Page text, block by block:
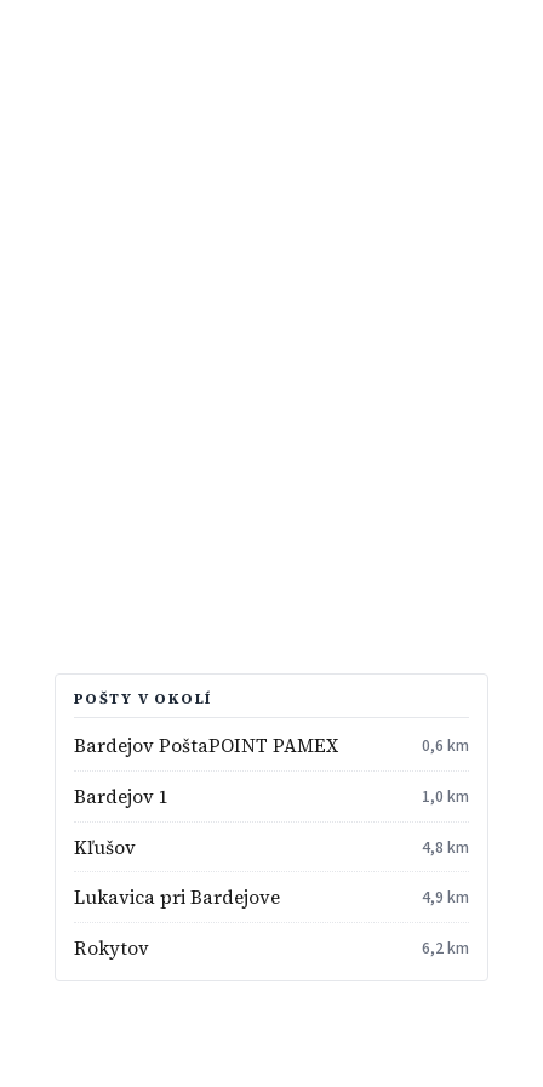
POŠTY V OKOLÍ
Bardejov PoštaPOINT PAMEX 0,6 km
Bardejov 1 1,0 km
Kľušov 4,8 km
Lukavica pri Bardejove 4,9 km
Rokytov 6,2 km